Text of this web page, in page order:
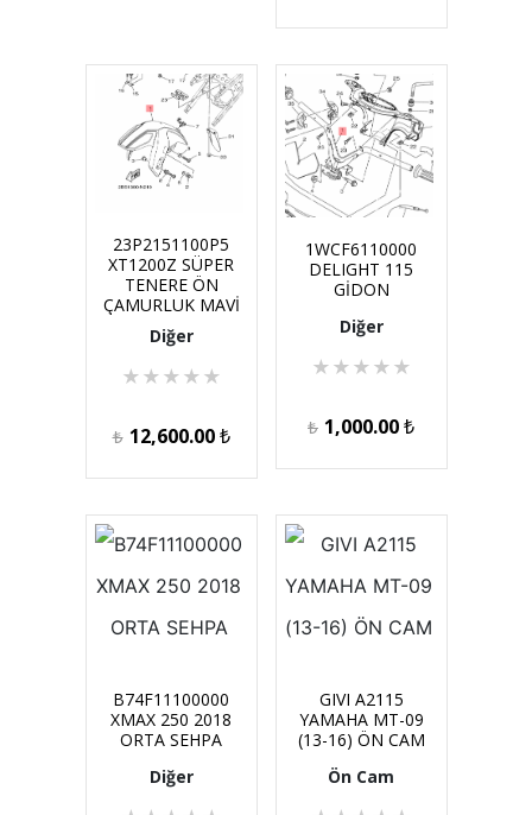
23P2151100P5
XT1200Z SÜPER
TENERE ÖN
ÇAMURLUK MAVİ
Diğer
★ ★ ★ ★ ★
₺ 12,600.00₺
1WCF6110000
DELIGHT 115
GİDON
Diğer
★ ★ ★ ★ ★
₺ 1,000.00₺
B74F11100000
XMAX 250 2018
ORTA SEHPA
Diğer
GIVI A2115
YAMAHA MT-09
(13-16) ÖN CAM
Ön Cam